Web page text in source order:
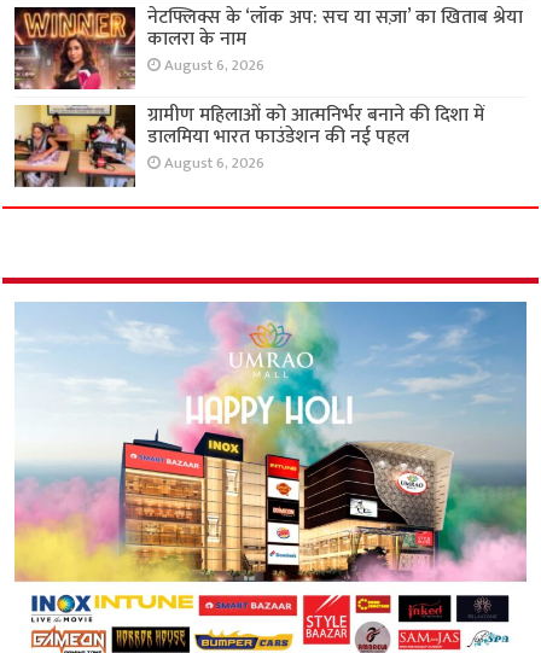
नेटफ्लिक्स के ‘लॉक अप: सच या सज़ा’ का खिताब श्रेया
कालरा के नाम
August 6, 2026
ग्रामीण महिलाओं को आत्मनिर्भर बनाने की दिशा में
डालमिया भारत फाउंडेशन की नई पहल
August 6, 2026